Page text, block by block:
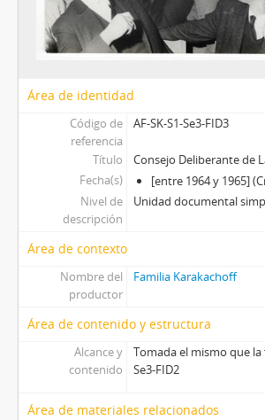
[Sección] SK Preso
[Sección] Escritos
[Sección] Viajes familiares
Área de identidad
Código de
referencia
AF-SK-S1-Se3-FID3
Título
Consejo Deliberante de
Fecha(s)
[entre 1964 y 1965]
Nivel de
descripción
Unidad documental
Área de contexto
Nombre del
productor
Familia Karakachoff
Área de contenido y estructura
Alcance y
contenido
Tomada el mismo que la
Se3-FID2
Área de materiales relacionados